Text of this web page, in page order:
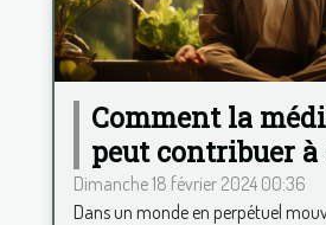
Comment la
peut contribuer à
votre bien-être
Dimanche 18 février 2024 00:36
Dans un monde en perpétuel